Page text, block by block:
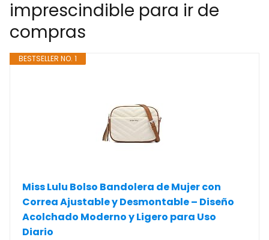
imprescindible para ir de
compras
BESTSELLER NO. 1
Miss Lulu Bolso Bandolera de Mujer con
Correa Ajustable y Desmontable – Diseño
Acolchado Moderno y Ligero para Uso
Diario